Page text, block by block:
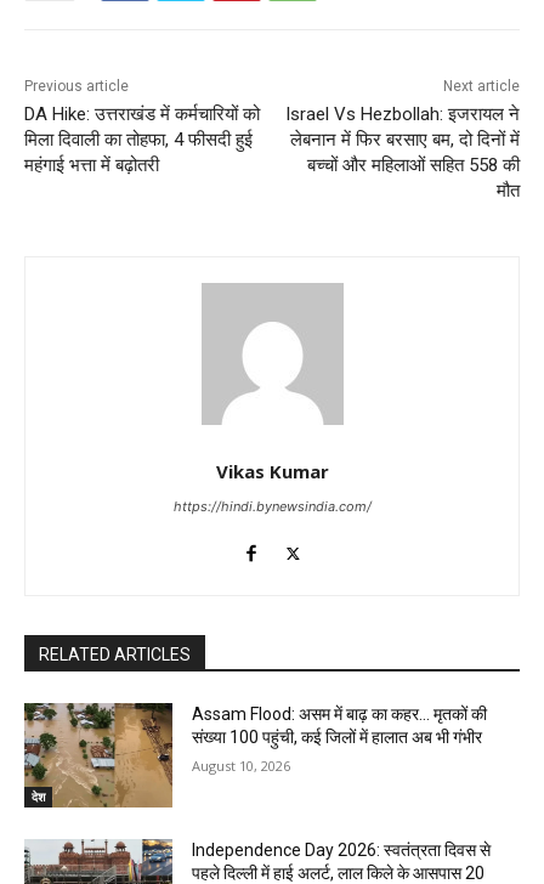
Previous article
DA Hike: उत्तराखंड में कर्मचारियों को
मिला दिवाली का तोहफा, 4 फीसदी हुई
महंगाई भत्ता में बढ़ोतरी
Next article
Israel Vs Hezbollah: इजरायल ने
लेबनान में फिर बरसाए बम, दो दिनों में
बच्चों और महिलाओं सहित 558 की
मौत
Vikas Kumar
https://hindi.bynewsindia.com/
RELATED ARTICLES
देश
Assam Flood: असम में बाढ़ का कहर… मृतकों की
संख्या 100 पहुंची, कई जिलों में हालात अब भी गंभीर
August 10, 2026
Independence Day 2026: स्वतंत्रता दिवस से
पहले दिल्ली में हाई अलर्ट, लाल किले के आसपास 20